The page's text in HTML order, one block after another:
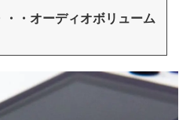
・・オーディオボリューム